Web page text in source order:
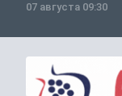
07 августа 09:30